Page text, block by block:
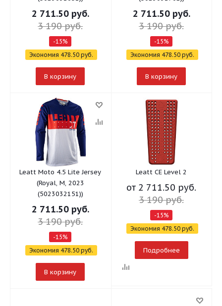
2 711.50руб.
3 190руб.
-15%
Экономия 478.50руб.
В корзину
2 711.50руб.
3 190руб.
-15%
Экономия 478.50руб.
В корзину
Leatt Moto 4.5 Lite Jersey
(Royal, M, 2023
(5023032151))
2 711.50руб.
3 190руб.
-15%
Экономия 478.50руб.
В корзину
Leatt CE Level 2
от 2 711.50 руб.
3 190 руб.
-15%
Экономия 478.50 руб.
Подробнее